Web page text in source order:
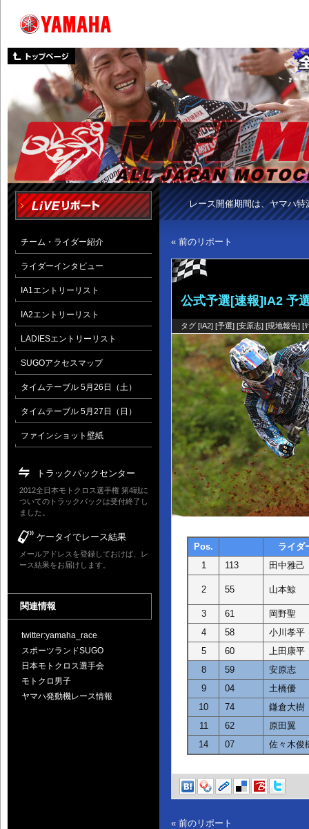
レース開催期間は、ヤマハ
« 前のリポート
公式予選[速報]IA2 予
タグ [IA2] [予選] [安原志] [現地報告] [
Pos.
ライダ
1
113 田中雅己
2 55 山本鯨
3 61
岡野聖
4
58
小川孝平
5
60
上田康平
8
59
安原志
9
04
土橋優
10
74
鎌倉大樹
11
62
原田翼
14
07 佐々木俊
« 前のリポート
チーム・ライダー紹介
ライダーインタビュー
IA1エントリーリスト
IA2エントリーリスト
LADIESエントリーリスト
SUGOアクセスマップ
タイムテーブル 5月26日（土）
タイムテーブル 5月27日（日）
ファインショット壁紙
トラックバックセンター
2012全日本モトクロス選手権 第4戦に
ついてのトラックバックは受付終了し
ました。
ケータイでレース結果
メールアドレスを登録しておけば、レ
ース結果をお届けします。
関連情報
twitter:yamaha_race
スポーツランドSUGO
日本モトクロス選手会
モトクロ男子
ヤマハ発動機レース情報